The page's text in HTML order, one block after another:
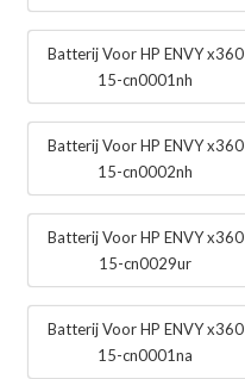
Batterij Voor HP ENVY x360
15-cn0001nh
Batterij Voor HP ENVY x360
15-cn0002nh
Batterij Voor HP ENVY x360
15-cn0029ur
Batterij Voor HP ENVY x360
15-cn0001na